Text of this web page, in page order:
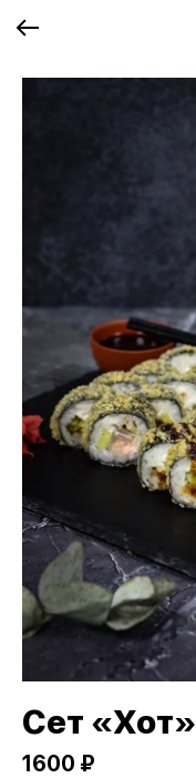
Сет «Хот»
1600 ₽